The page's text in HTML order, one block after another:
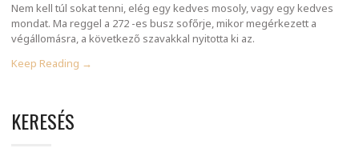
Nem kell túl sokat tenni, elég egy kedves mosoly, vagy egy kedves
mondat. Ma reggel a 272 -es busz sofőrje, mikor megérkezett a
végállomásra, a következő szavakkal nyitotta ki az.
Keep Reading →
KERESÉS